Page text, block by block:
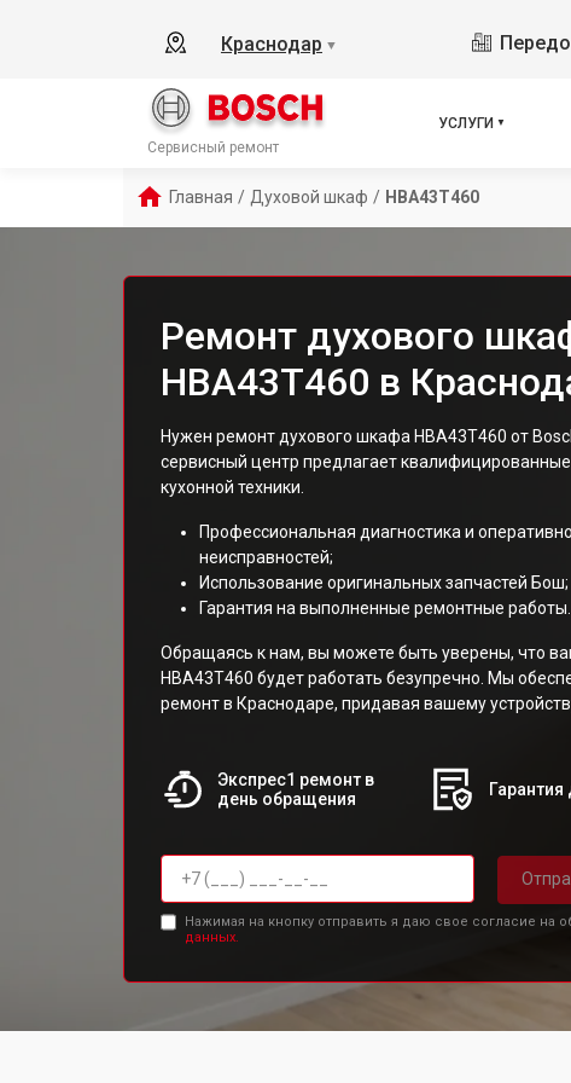
Краснодар ▼
Сервисный ремонт
УСЛУГИ
Главная / Духовой шкаф / HBA43T460
Ремонт духового
HBA43T460 в
Нужен ремонт духового шкафа HBA43T460 от
сервисный центр предлагает квалифицированные
кухонной техники.
Профессиональная диагностика и
неисправностей;
Использование оригинальных запчастей Бош;
Гарантия на выполненные ремонтные работы.
Обращаясь к нам, вы можете быть уверены, что
HBA43T460 будет работать безупречно. Мы
ремонт в Краснодаре, придавая вашему
Экспрес1 ремонт в
день обращения
Гарантия
Нажимая на кнопку отправить я даю свое согласие на
данных.